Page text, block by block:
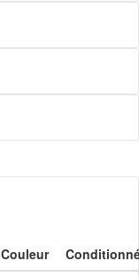
Couleur